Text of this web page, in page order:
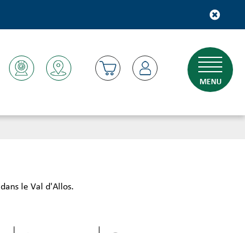
MENU
le Val d'Allos.